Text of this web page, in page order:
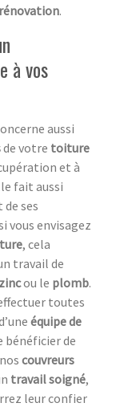
.
à vos
aussi
de votre toiture
et à
fait aussi
ses
vous envisagez
, cela
travail de
zincou le plomb.
toutes
équipe de
bénéficier de
couvreurs
travail soigné,
leur confier